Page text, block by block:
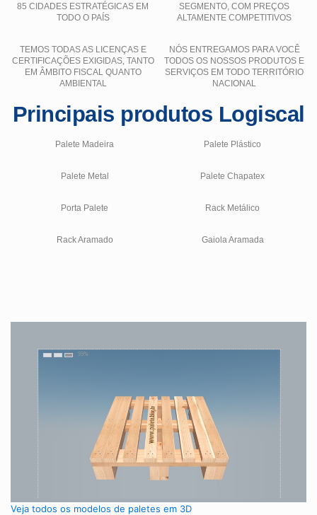
85 CIDADES ESTRATÉGICAS EM
TODO O PAÍS
SEGMENTO, COM PREÇOS
ALTAMENTE COMPETITIVOS
TEMOS TODAS AS LICENÇAS E
CERTIFICAÇÕES EXIGIDAS, TANTO
EM ÂMBITO FISCAL QUANTO
AMBIENTAL
NÓS ENTREGAMOS PARA VOCÊ
TODOS OS NOSSOS PRODUTOS E
SERVIÇOS EM TODO TERRITÓRIO
NACIONAL
Principais produtos Logiscal
Palete Madeira Palete Plástico
Palete Metal Palete Chapatex
Porta Palete Rack Metálico
Rack Aramado Gaiola Aramada
Veja todos os modelos de paletes em 3D